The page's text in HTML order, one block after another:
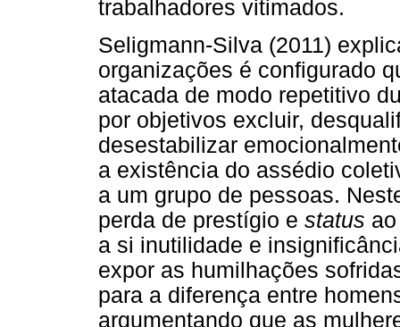
trabalhadores vitimados.
Seligmann-Silva (2011)
organizações é configurado
atacada de modo repetitivo
por objetivos excluir,
desestabilizar
a existência do assédio
a um grupo de pessoas.
perda de prestígio e status
a si inutilidade e
expor as humilhações
para a diferença entre
argumentando que as